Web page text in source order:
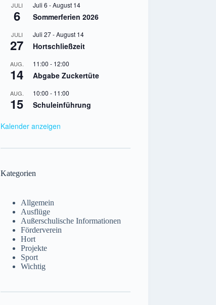
JULI
6
Juli 6 -August 14
Sommerferien 2026
JULI
27
Juli 27-August 14
Hortschließzeit
AUG.
14
11:00 - 12:00
Abgabe Zuckertüte
AUG.
15
10:00 - 11:00
Schuleinführung
Kalender anzeigen
Kategorien
Allgemein
Ausflüge
Außerschulische Informationen
Förderverein
Hort
Projekte
Sport
Wichtig